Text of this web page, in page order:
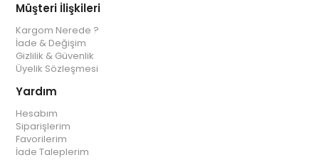
Müşteri İlişkileri
Kargom Nerede ?
İade & Değişim
Gizlilik & Güvenlik
Üyelik Sözleşmesi
Yardım
Hesabım
Siparişlerim
Favorilerim
İade Taleplerim